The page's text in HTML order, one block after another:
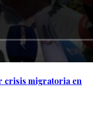
crisis migratoria en